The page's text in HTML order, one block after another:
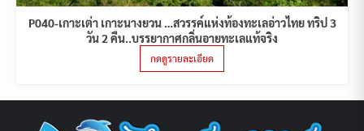
P040-เกาะเต่า เกาะนางยวน …สวรรค์แห่งท้องทะเลอ่าวไทย ทริป 3
วัน 2 คืน..บรรยากาศกลิ่นอายทะเลแท้จริง
กดดูรายละเอียด